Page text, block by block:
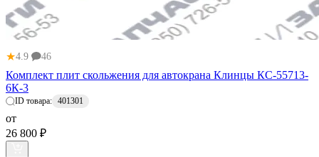
★4.9 46
Комплект плит скольжения для автокрана Клинцы КС-55713-
6К-3
ID товара: 401301
от
26 800 ₽